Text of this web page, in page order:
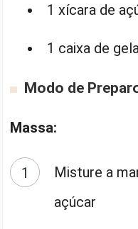
1 xícara de
1 caixa de
Modo de
Massa:
Misture a
açúcar